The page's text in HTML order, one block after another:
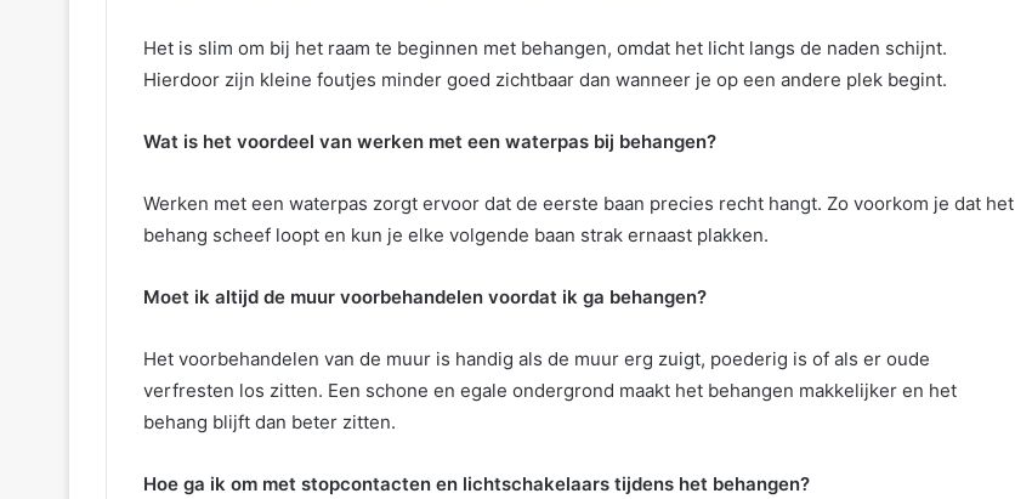
Het is slim om bij het raam te beginnen met behangen, omdat het licht langs de naden schijnt.
Hierdoor zijn kleine foutjes minder goed zichtbaar dan wanneer je op een andere plek begint.
Wat is het voordeel van werken met een waterpas bij behangen?
Werken met een waterpas zorgt ervoor dat de eerste baan precies recht hangt. Zo voorkom je dat het
behang scheef loopt en kun je elke volgende baan strak ernaast plakken.
Moet ik altijd de muur voorbehandelen voordat ik ga behangen?
Het voorbehandelen van de muur is handig als de muur erg zuigt, poederig is of als er oude
verfresten los zitten. Een schone en egale ondergrond maakt het behangen makkelijker en het
behang blijft dan beter zitten.
Hoe ga ik om met stopcontacten en lichtschakelaars tijdens het behangen?